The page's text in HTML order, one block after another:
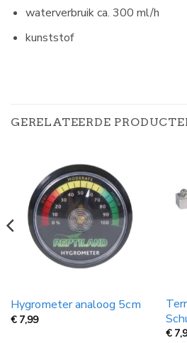
waterverbruik ca. 300 ml/h
kunststof
GERELATEERDE
Hygrometer analoog 5cm
€ 7,99
€